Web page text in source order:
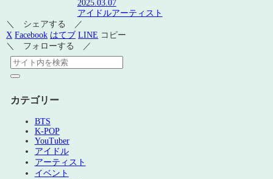
2025.03.07
アイドルアーティスト
＼ シェアする ／
X Facebook はてブ LINE コピー
＼ フォローする ／
カテゴリー
BTS
K-POP
YouTuber
アイドル
アーティスト
イベント